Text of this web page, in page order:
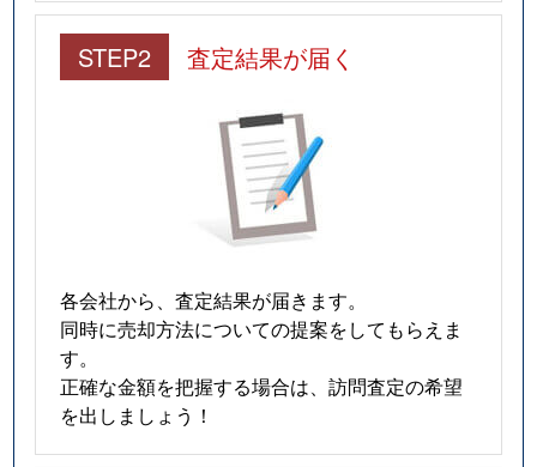
STEP2 査定結果が届く
各会社から、査定結果が届きます。
同時に売却方法についての提案をしてもらえま
す。
正確な金額を把握する場合は、訪問査定の希望
を出しましょう！